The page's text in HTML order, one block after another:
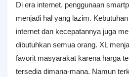
Di era internet, penggunaan
menjadi hal yang lazim.
internet dan kecepatannya juga
dibutuhkan semua orang. XL
favorit masyarakat karena harga
tersedia dimana-mana. Namun